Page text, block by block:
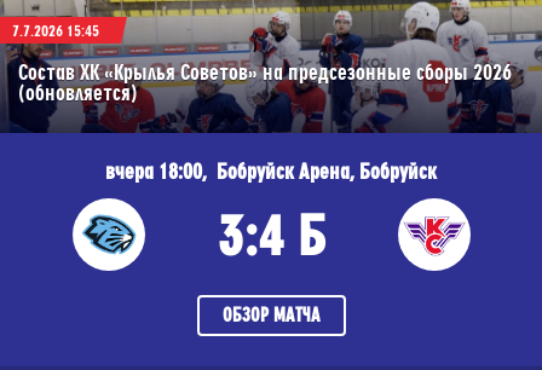
7.7.2026 15:45
Состав ХК «Крылья Советов» на предсезонные сборы 2026
(обновляется)
вчера 18:00, Бобруйск Арена, Бобруйск
3:4 Б
ОБЗОР МАТЧА